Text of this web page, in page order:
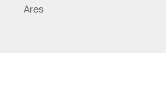
RECENSIONI
Ares